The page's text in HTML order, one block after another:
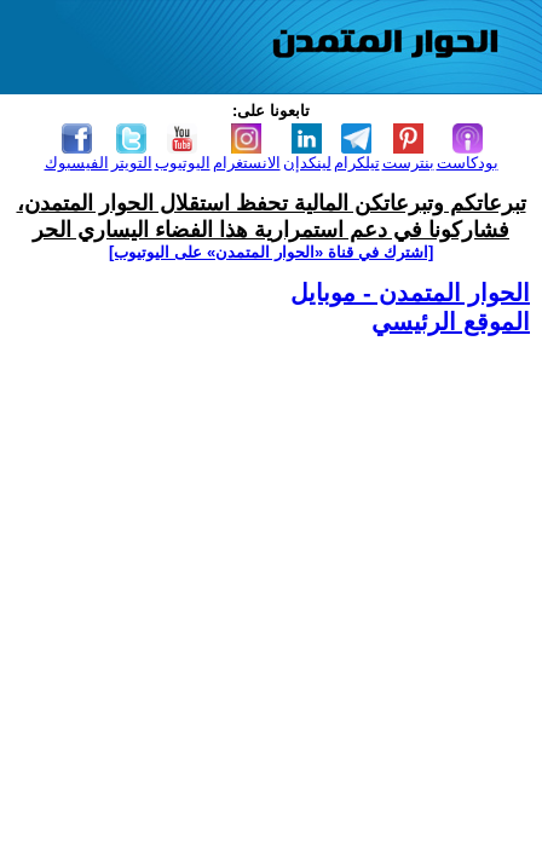
تابعونا على:
الفيسبوك التويتر اليوتيوب الانستغرام لينكدإن تيلكرامبنترست بودكاست
تبرعاتكم وتبرعاتكن المالية تحفظ استقلال الحوار المتمدن،
فشاركونا في دعم استمرارية هذا الفضاء اليساري الحر
[اشترك في قناة ‫«الحوار المتمدن» على اليوتيوب]
الحوار المتمدن - موبايل
الموقع الرئيسي